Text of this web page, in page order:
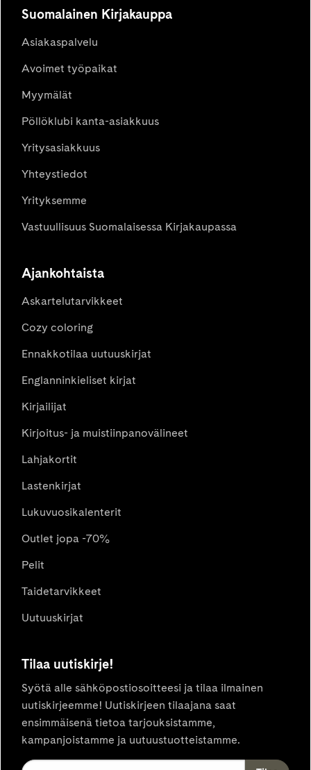
Suomalainen Kirjakauppa
Asiakaspalvelu
Avoimet työpaikat
Myymälät
Pöllöklubi kanta-asiakkuus
Yritysasiakkuus
Yhteystiedot
Yrityksemme
Vastuullisuus Suomalaisessa Kirjakaupassa
Ajankohtaista
Askartelutarvikkeet
Cozy coloring
Ennakkotilaa uutuuskirjat
Englanninkieliset kirjat
Kirjailijat
Kirjoitus- ja muistiinpanovälineet
Lahjakortit
Lastenkirjat
Lukuvuosikalenterit
Outlet jopa -70%
Pelit
Taidetarvikkeet
Uutuuskirjat
Tilaa uutiskirje!
Syötä alle sähköpostiosoitteesi ja tilaa ilmainen
uutiskirjeemme! Uutiskirjeen tilaajana saat
ensimmäisenä tietoa tarjouksistamme,
kampanjoistamme ja uutuustuotteistamme.